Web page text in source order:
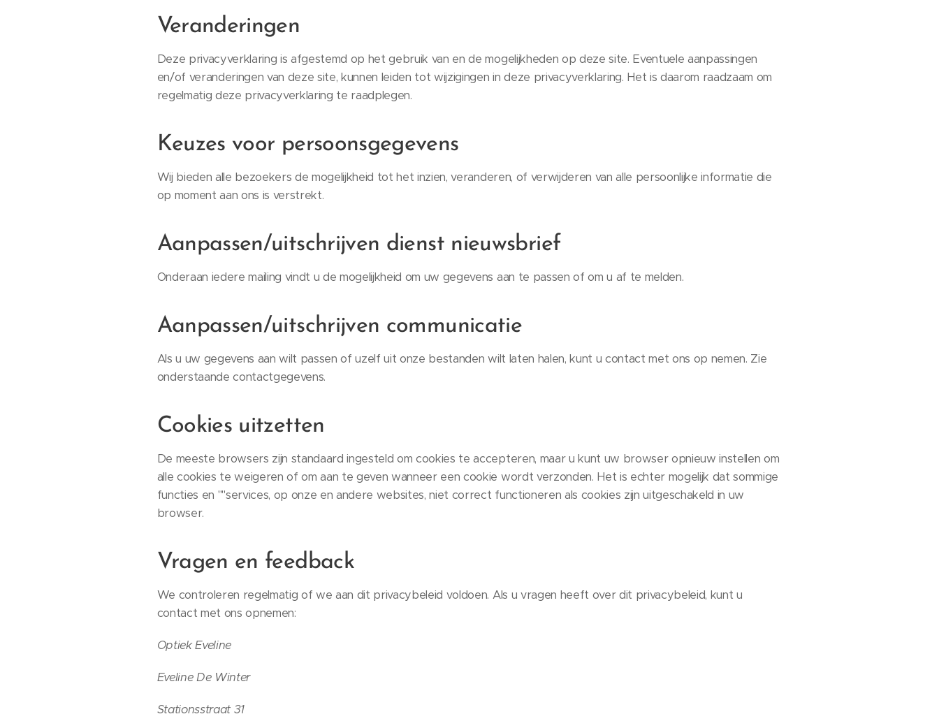
Veranderingen
Deze privacyverklaring is afgestemd op het gebruik van en de mogelijkheden op deze site. Eventuele aanpassingen
en/of veranderingen van deze site, kunnen leiden tot wijzigingen in deze privacyverklaring. Het is daarom raadzaam om
regelmatig deze privacyverklaring te raadplegen.
Keuzes voor persoonsgegevens
Wij bieden alle bezoekers de mogelijkheid tot het inzien, veranderen, of verwijderen van alle persoonlijke informatie die
op moment aan ons is verstrekt.
Aanpassen/uitschrijven dienst nieuwsbrief
Onderaan iedere mailing vindt u de mogelijkheid om uw gegevens aan te passen of om u af te melden.
Aanpassen/uitschrijven communicatie
Als u uw gegevens aan wilt passen of uzelf uit onze bestanden wilt laten halen, kunt u contact met ons op nemen. Zie
onderstaande contactgegevens.
Cookies uitzetten
De meeste browsers zijn standaard ingesteld om cookies te accepteren, maar u kunt uw browser opnieuw instellen om
alle cookies te weigeren of om aan te geven wanneer een cookie wordt verzonden. Het is echter mogelijk dat sommige
functies en ""services, op onze en andere websites, niet correct functioneren als cookies zijn uitgeschakeld in uw
browser.
Vragen en feedback
We controleren regelmatig of we aan dit privacybeleid voldoen. Als u vragen heeft over dit privacybeleid, kunt u
contact met ons opnemen:
Optiek Eveline
Eveline De Winter
Stationsstraat 31